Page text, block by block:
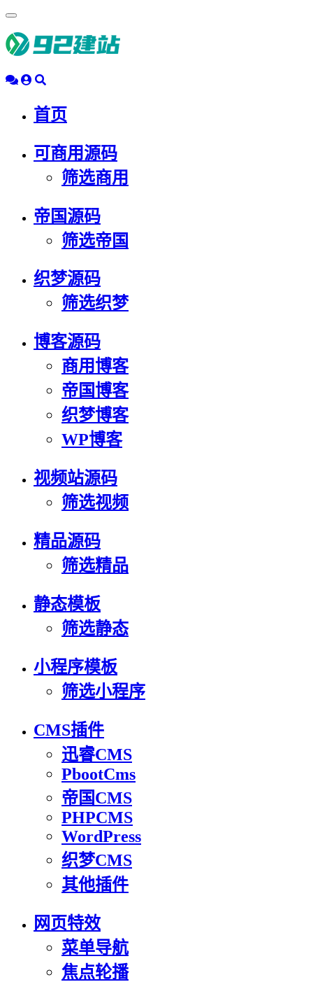
动
导
首页
可商用源码
筛选商用
帝国源码
筛选帝国
织梦源码
筛选织梦
博客源码
商用博客
帝国博客
织梦博客
WP博客
视频站源码
筛选视频
精品源码
筛选精品
静态模板
筛选静态
小程序模板
筛选小程序
CMS插件
迅睿CMS
PbootCms
帝国CMS
PHPCMS
WordPress
织梦CMS
其他插件
网页特效
菜单导航
焦点轮播